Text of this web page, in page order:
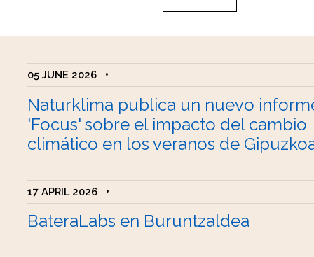
05 JUNE 2026 •
Naturklima publica un nuevo
'Focus' sobre el impacto del cambio
climático en los veranos de
17 APRIL 2026 •
BateraLabs en Buruntzaldea